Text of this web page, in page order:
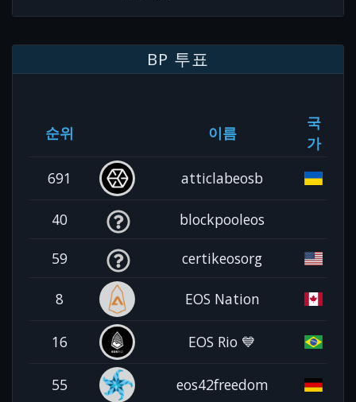
BP 투표
순위 이름
국
가
691
atticlabeosb
40 blockpooleos
59 certikeosorg
8 EOS Nation
16 EOS Rio 💙
55 eos42freedom